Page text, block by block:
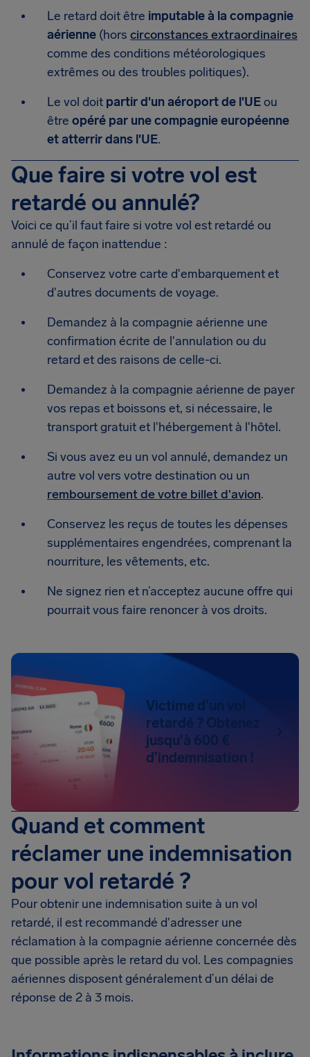
Le retard doit être imputable à la compagnie
aérienne (hors circonstances extraordinaires
comme des conditions météorologiques
extrêmes ou des troubles politiques).
Le vol doit partir d'un aéroport de l'UEou
être opéré par une compagnie européenne
et atterrir dans l'UE.
Que faire si votre vol est
retardé ou annulé?
Voici ce qu’il faut faire si votre vol est retardé ou
annulé de façon inattendue :
Conservez votre carte d'embarquement et
d'autres documents de voyage.
Demandez à la compagnie aérienne une
confirmation écrite de l'annulation ou du
retard et des raisons de celle-ci.
Demandez à la compagnie aérienne de payer
vos repas et boissons et, si nécessaire, le
transport gratuit et l'hébergement à l'hôtel.
Si vous avez eu un vol annulé, demandez un
autre vol vers votre destination ou un
remboursement de votre billet d'avion.
Conservez les reçus de toutes les dépenses
supplémentaires engendrées, comprenant la
nourriture, les vêtements, etc.
Ne signez rien et n’acceptez aucune offre qui
pourrait vous faire renoncer à vos droits.
Victime d’un vol
retardé ? Obtenez
jusqu'à 600 €
d’indemnisation !
Quand et comment
réclamer une indemnisation
pour vol retardé ?
Pour obtenir une indemnisation suite à un vol
retardé, il est recommandé d'adresser une
réclamation à la compagnie aérienne concernée dès
que possible après le retard du vol. Les compagnies
aériennes disposent généralement d’un délai de
réponse de 2 à 3 mois.